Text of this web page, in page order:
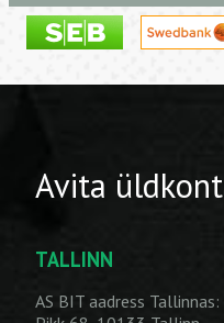
Avita
TALLINN
AS BIT aadress Tallinnas: